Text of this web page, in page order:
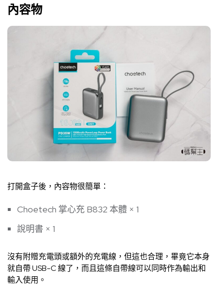
內容物
打開盒子後，內容物很簡單：
Choetech 掌心充 B832 本體 × 1
說明書 × 1
沒有附贈充電頭或額外的充電線，但這也合理，畢竟它本身
就自帶 USB-C 線了，而且這條自帶線可以同時作為輸出和
輸入使用。